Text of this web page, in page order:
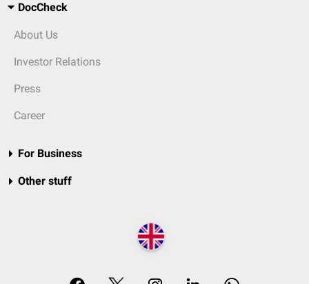
DocCheck
About Us
Investor Relations
Press
Career
For Business
Other stuff